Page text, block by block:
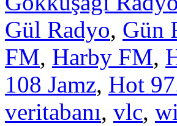
Gül Radyo, Gün
FM, Harby FM,
108 Jamz, Hot
veritabanı, vlc,